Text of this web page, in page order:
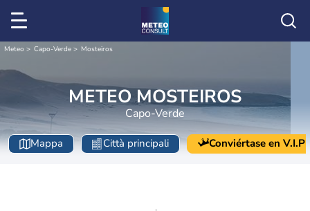
Meteo Capo-Verde Mosteiros
METEO MOSTEIROS
Capo-Verde
Mappa Città principali Conviértase en V.I.P